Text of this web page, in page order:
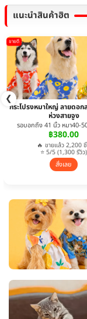
แนะนำสินค้าฮิต
❮
ขายดี
กระโปรงหมาใหญ่ ลายดอ
ห่วงสายจูง
รอบอกถึง 41 นิ้ว หมา40-
฿380.00
🔥 ขายแล้ว 2,200
⭐ 5/5 (1,300 รีวิว)
สั่งเลย